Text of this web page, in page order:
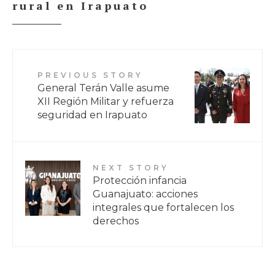
rural en Irapuato
PREVIOUS STORY
General Terán Valle asume
XII Región Militar y refuerza
seguridad en Irapuato
NEXT STORY
Protección infancia
Guanajuato: acciones
integrales que fortalecen los
derechos